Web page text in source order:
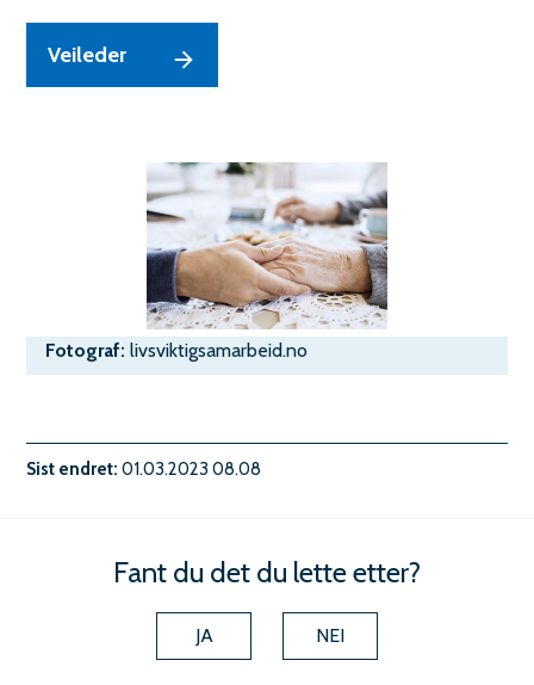
I
K
Veileder
livsviktigsamarbeid.no
Sist endret 01.03.2023 08.08
Fant du det du lette etter?
JA NEI